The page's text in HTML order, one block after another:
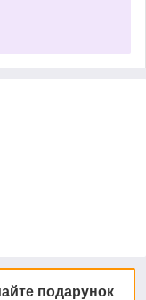
подарунок